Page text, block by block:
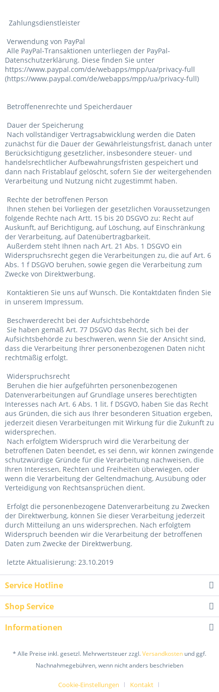
Zahlungsdienstleister
Verwendung von PayPal
Alle PayPal-Transaktionen unterliegen der PayPal-
Datenschutzerklärung. Diese finden Sie unter
https://www.paypal.com/de/webapps/mpp/ua/privacy-full
(https://www.paypal.com/de/webapps/mpp/ua/privacy-full)
Betroffenenrechte und Speicherdauer
Dauer der Speicherung
Nach vollständiger Vertragsabwicklung werden die Daten
zunächst für die Dauer der Gewährleistungsfrist, danach unter
Berücksichtigung gesetzlicher, insbesondere steuer- und
handelsrechtlicher Aufbewahrungsfristen gespeichert und
dann nach Fristablauf gelöscht, sofern Sie der weitergehenden
Verarbeitung und Nutzung nicht zugestimmt haben.
Rechte der betroffenen Person
Ihnen stehen bei Vorliegen der gesetzlichen Voraussetzungen
folgende Rechte nach Artt. 15 bis 20 DSGVO zu: Recht auf
Auskunft, auf Berichtigung, auf Löschung, auf Einschränkung
der Verarbeitung, auf Datenübertragbarkeit.
Außerdem steht Ihnen nach Art. 21 Abs. 1 DSGVO ein
Widerspruchsrecht gegen die Verarbeitungen zu, die auf Art. 6
Abs. 1 f DSGVO beruhen, sowie gegen die Verarbeitung zum
Zwecke von Direktwerbung.
Kontaktieren Sie uns auf Wunsch. Die Kontaktdaten finden Sie
in unserem Impressum.
Beschwerderecht bei der Aufsichtsbehörde
Sie haben gemäß Art. 77 DSGVO das Recht, sich bei der
Aufsichtsbehörde zu beschweren, wenn Sie der Ansicht sind,
dass die Verarbeitung Ihrer personenbezogenen Daten nicht
rechtmäßig erfolgt.
Widerspruchsrecht
Beruhen die hier aufgeführten personenbezogenen
Datenverarbeitungen auf Grundlage unseres berechtigten
Interesses nach Art. 6 Abs. 1 lit. f DSGVO, haben Sie das Recht
aus Gründen, die sich aus Ihrer besonderen Situation ergeben,
jederzeit diesen Verarbeitungen mit Wirkung für die Zukunft zu
widersprechen.
Nach erfolgtem Widerspruch wird die Verarbeitung der
betroffenen Daten beendet, es sei denn, wir können zwingende
schutzwürdige Gründe für die Verarbeitung nachweisen, die
Ihren Interessen, Rechten und Freiheiten überwiegen, oder
wenn die Verarbeitung der Geltendmachung, Ausübung oder
Verteidigung von Rechtsansprüchen dient.
Erfolgt die personenbezogene Datenverarbeitung zu Zwecken
der Direktwerbung, können Sie dieser Verarbeitung jederzeit
durch Mitteilung an uns widersprechen. Nach erfolgtem
Widerspruch beenden wir die Verarbeitung der betroffenen
Daten zum Zwecke der Direktwerbung.
letzte Aktualisierung: 23.10.2019
Service Hotline
Shop Service
Informationen
* Alle Preise inkl. gesetzl. Mehrwertsteuer zzgl.Versandkosten und ggf.
Nachnahmegebühren, wenn nicht anders beschrieben
Cookie-Einstellungen Kontakt